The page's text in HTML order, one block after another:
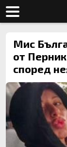
Мис
от
според